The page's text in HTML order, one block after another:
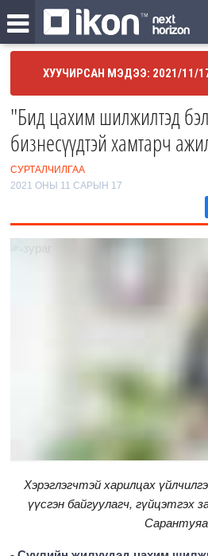
ХУУЧИРСАН МЭДЭЭ: 2021/11/
"Бид цахим шилжилтэд
бизнесүүдтэй хамтарч
СУРТАЛЧИЛГАА
2021 ОНЫ 11 САРЫН 17
Хэрэглэгчтэй харилцах
үүсгэн байгуулагч, гүйцэтгэх